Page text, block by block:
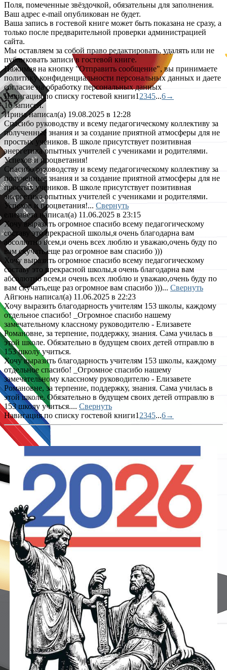
Поля, помеченные звёздочкой, обязательны для заполнения.
Ваш адрес e-mail опубликован не будет.
Ваша запись в гостевой книге может быть показана не сразу, а
только после предварительной проверки администрацией
сайта.
Мы оставляем за собой право редактировать, удалять или не
публиковать записи в гостевой книге.
Нажимая на кнопку "Отправить сообщение", вы принимаете
политику конфиденциальности персональных данных и даете
согласие на обработку персональных данных
Навигация по списку гостевой книги1 2345...6→
16 записей.
Иринанаписал(а) 19.08.2025 в 12:28
Спасибо руководству и всему педагогическому коллективу за
полученные знания и за создание приятной атмосферы для не
простых учеников. В школе присутствует позитивная
энергетика опытных учителей с учениками и родителями.
Успехов и процветания!
Спасибо руководству и всему педагогическому коллективу за
полученные знания и за создание приятной атмосферы для не
простых учеников. В школе присутствует позитивная
энергетика опытных учителей с учениками и родителями.
Успехов и процветания!... Свернуть
елизавета написал(а) 11.06.2025 в 23:15
Хочу выразить огромное спасибо всему педагогическому
составу это прекрасной школы,я очень благодарна вам
абсолютно всем,и очень всех люблю и уважаю,очень буду по
вам скучать,еще раз огромное вам спасибо )))
Хочу выразить огромное спасибо всему педагогическому
составу это прекрасной школы,я очень благодарна вам
абсолютно всем,и очень всех люблю и уважаю,очень буду по
вам скучать,еще раз огромное вам спасибо )))... Свернуть
Айгюнь написал(а) 11.06.2025 в 22:23
Хочу выразить благодарность учителям 153 школы, каждому
отдельное спасибо! _Огромное спасибо нашему
замечательному классному руководителю - Елизавете
Романовне, за терпение, поддержку, знания. Сама училась в
этой школе. Обязательно в будущем своих детей отправлю в
153 школу учиться.
Хочу выразить благодарность учителям 153 школы, каждому
отдельное спасибо! _Огромное спасибо нашему
замечательному классному руководителю - Елизавете
Романовне, за терпение, поддержку, знания. Сама училась в
этой школе. Обязательно в будущем своих детей отправлю в
153 школу учиться.... Свернуть
Навигация по списку гостевой книги1 2345...6→